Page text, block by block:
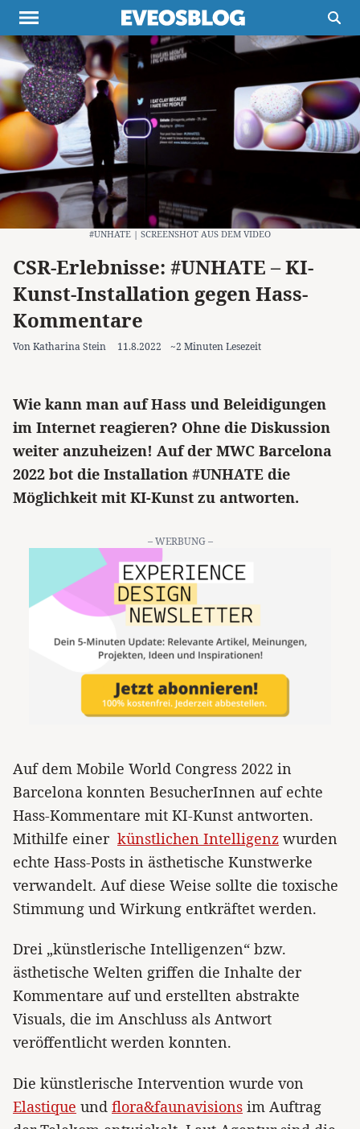
Themen Projekte
Destinationen
Über uns
Werbung
Buchtipps
Newsletter
#UNHATE | SCREENSHOT AUS DEM VIDEO
CSR-Erlebnisse: #UNHATE – KI-
Kunst-Installation gegen Hass-
Kommentare
Von Katharina Stein 11.8.2022 ~2 Minuten Lesezeit
Wie kann man auf Hass und Beleidigungen
im Internet reagieren? Ohne die Diskussion
weiter anzuheizen! Auf der MWC Barcelona
2022 bot die Installation #UNHATE die
Möglichkeit mit KI-Kunst zu antworten.
– WERBUNG –
Auf dem Mobile World Congress 2022 in
Barcelona konnten BesucherInnen auf echte
Hass-Kommentare mit KI-Kunst antworten.
Mithilfe einer künstlichen Intelligenz wurden
echte Hass-Posts in ästhetische Kunstwerke
verwandelt. Auf diese Weise sollte die toxische
Stimmung und Wirkung entkräftet werden.
Drei „künstlerische Intelligenzen“ bzw.
ästhetische Welten griffen die Inhalte der
Kommentare auf und erstellten abstrakte
Visuals, die im Anschluss als Antwort
veröffentlicht werden konnten.
Die künstlerische Intervention wurde von
Elastique und flora&faunavisions im Auftrag